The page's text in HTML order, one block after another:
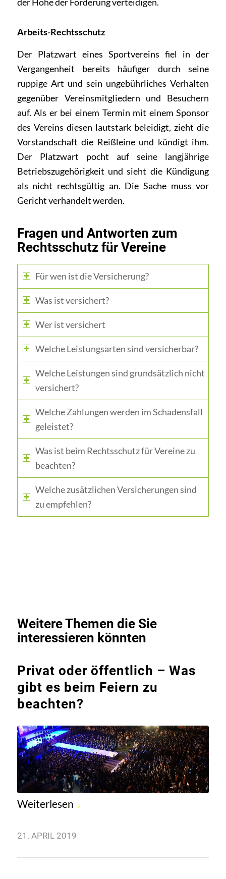
Arbeits-Rechtsschutz
Der Platzwart eines Sportvereins fiel in der
Vergangenheit bereits häufiger durch seine
ruppige Art und sein ungebührliches Verhalten
gegenüber Vereinsmitgliedern und Besuchern
auf. Als er bei einem Termin mit einem Sponsor
des Vereins diesen lautstark beleidigt, zieht die
Vorstandschaft die Reißleine und kündigt ihm.
Der Platzwart pocht auf seine langjährige
Betriebszugehörigkeit und sieht die Kündigung
als nicht rechtsgültig an. Die Sache muss vor
Gericht verhandelt werden.
Fragen und Antworten zum
Rechtsschutz für Vereine
Für wen ist die Versicherung?
Was ist versichert?
Wer ist versichert
Welche Leistungsarten sind versicherbar?
Welche Leistungen sind grundsätzlich nicht
versichert?
Welche Zahlungen werden im Schadensfall
geleistet?
Was ist beim Rechtsschutz für Vereine zu
beachten?
Welche zusätzlichen Versicherungen sind
zu empfehlen?
Weitere Themen die Sie
interessieren könnten
Privat oder öffentlich – Was
gibt es beim Feiern zu
beachten?
Weiterlesen
21. APRIL 2019